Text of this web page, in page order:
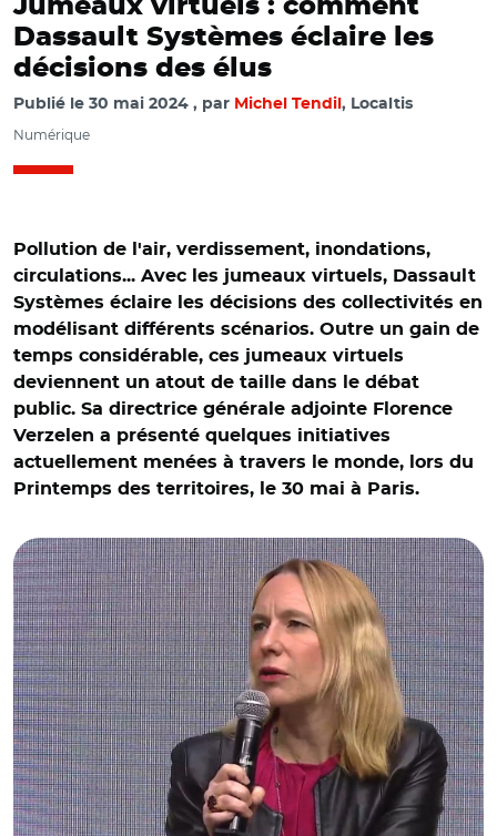
Jumeaux virtuels : comment
Dassault Systèmes éclaire les
décisions des élus
Publié le 30 mai 2024 par Michel Tendil , Localtis
Numérique
Pollution de l'air, verdissement, inondations,
circulations... Avec les jumeaux virtuels, Dassault
Systèmes éclaire les décisions des collectivités en
modélisant différents scénarios. Outre un gain de
temps considérable, ces jumeaux virtuels
deviennent un atout de taille dans le débat
public. Sa directrice générale adjointe Florence
Verzelen a présenté quelques initiatives
actuellement menées à travers le monde, lors du
Printemps des territoires, le 30 mai à Paris.
© Capture vudéo Banque des territoires/ Florence